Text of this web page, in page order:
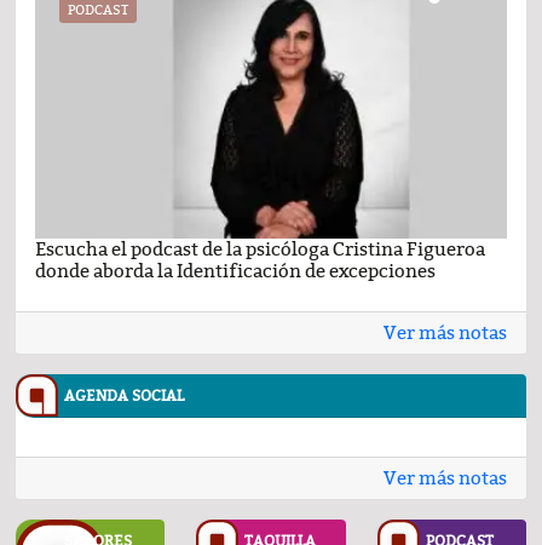
PODCAST
Escucha el podcast de la psicóloga Cristina Figueroa
donde aborda la Identificación de excepciones
Ver más notas
AGENDA SOCIAL
Ver más notas
SABORES
TAQUILLA PODCAST